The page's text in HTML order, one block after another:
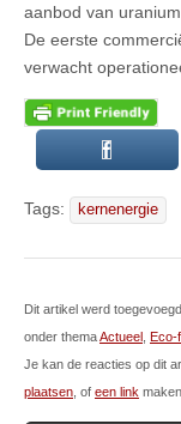
aanbod van
De eerste
verwacht
Tags: kernenergie
Dit artikel werd
onder themaActueel Eco-
Je kan de reacties op dit
plaatsen , of een link